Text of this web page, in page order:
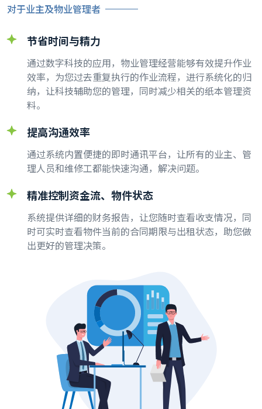
对于业主及物业管理者
节省时间与精力
通过数字科技的应用，物业管理经营能够有效提升作业
效率，为您过去重复执行的作业流程，进行系统化的归
纳，让科技辅助您的管理，同时减少相关的纸本管理资
料。
提高沟通效率
通过系统内置便捷的即时通讯平台，让所有的业主、管
理人员和维修工都能快速沟通，解决问题。
精准控制资金流、物件状态
系统提供详细的财务报告，让您随时查看收支情况，同
时可实时查看物件当前的合同期限与出租状态，助您做
出更好的管理决策。